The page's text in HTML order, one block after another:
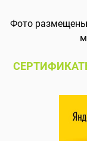
Фото размещены